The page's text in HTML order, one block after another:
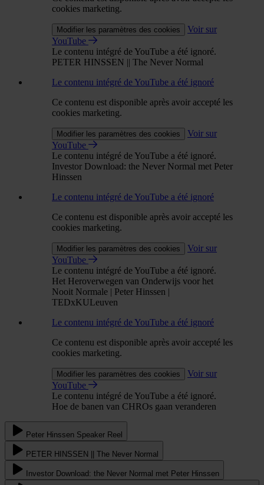
cookies marketing.
Modifier les paramètres des cookies
Voir sur
YouTube
Le contenu intégré de YouTube a été ignoré.
PETER HINSSEN || The Never Normal
Le contenu intégré de YouTube a été ignoré
Ce contenu est disponible après avoir accepté les
cookies marketing.
Modifier les paramètres des cookies
Voir sur
YouTube
Le contenu intégré de YouTube a été ignoré.
Investor Download: the Never Normal met Peter
Hinssen
Le contenu intégré de YouTube a été ignoré
Ce contenu est disponible après avoir accepté les
cookies marketing.
Modifier les paramètres des cookies
Voir sur
YouTube
Le contenu intégré de YouTube a été ignoré.
Het Heroverwegen van Onderwijs voor het
Nooit Normale | Peter Hinssen |
TEDxKULeuven
Le contenu intégré de YouTube a été ignoré
Ce contenu est disponible après avoir accepté les
cookies marketing.
Modifier les paramètres des cookies
Voir sur
YouTube
Le contenu intégré de YouTube a été ignoré.
Hoe de banen van CHROs gaan veranderen
Peter Hinssen Speaker Reel
PETER HINSSEN || The Never Normal
Investor Download: the Never Normal met Peter Hinssen